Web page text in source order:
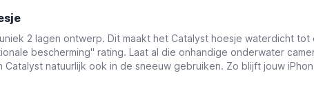
2 lagen ontwerp. Dit maakt het Catalyst hoesje waterdicht
bescherming" rating. Laat al die onhandige onderwater
natuurlijk ook in de sneeuw gebruiken. Zo blijft jouw